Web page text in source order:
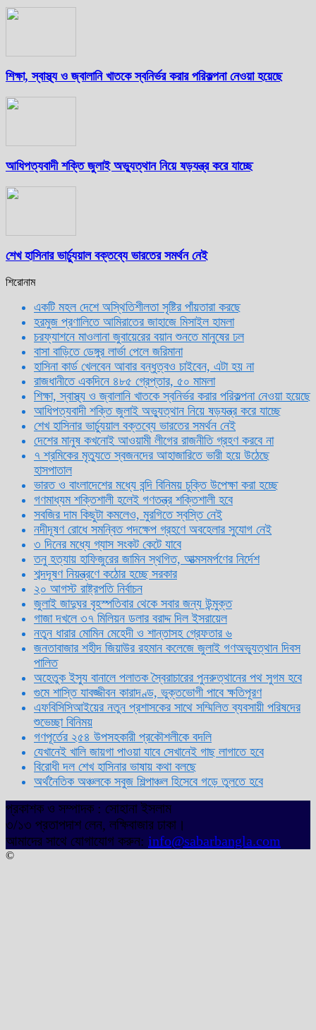
শিক্ষা, স্বাস্থ্য ও জ্বালানি খাতকে স্বনির্ভর করার পরিকল্পনা নেওয়া হয়েছে
আধিপত্যবাদী শক্তি জুলাই অভ্যুত্থান নিয়ে ষড়যন্ত্র করে যাচ্ছে
শেখ হাসিনার ভার্চ্যুয়াল বক্তব্যে ভারতের সমর্থন নেই
শিরোনাম
একটি মহল দেশে অস্থিতিশীলতা সৃষ্টির পাঁয়তারা করছে
হরমুজ প্রণালিতে আমিরাতের জাহাজে মিসাইল হামলা
চরফ্যাশনে মাওলানা জুবায়েরের বয়ান শুনতে মানুষের ঢল
বাসা বাড়িতে ডেঙ্গুর লার্ভা পেলে জরিমানা
হাসিনা কার্ড খেলবেন আবার বন্ধুত্বও চাইবেন, এটা হয় না
রাজধানীতে একদিনে ৪৮৫ গ্রেপ্তার, ৫০ মামলা
শিক্ষা, স্বাস্থ্য ও জ্বালানি খাতকে স্বনির্ভর করার পরিকল্পনা নেওয়া হয়েছে
আধিপত্যবাদী শক্তি জুলাই অভ্যুত্থান নিয়ে ষড়যন্ত্র করে যাচ্ছে
শেখ হাসিনার ভার্চ্যুয়াল বক্তব্যে ভারতের সমর্থন নেই
দেশের মানুষ কখনোই আওয়ামী লীগের রাজনীতি গ্রহণ করবে না
৭ শ্রমিকের মৃত্যুতে স্বজনদের আহাজারিতে ভারী হয়ে উঠেছে
হাসপাতাল
ভারত ও বাংলাদেশের মধ্যে বন্দি বিনিময় চুক্তি উপেক্ষা করা হচ্ছে
গণমাধ্যম শক্তিশালী হলেই গণতন্ত্র শক্তিশালী হবে
সবজির দাম কিছুটা কমলেও, মুরগিতে স্বস্তি নেই
নদীদূষণ রোধে সমন্বিত পদক্ষেপ গ্রহণে অবহেলার সুযোগ নেই
৩ দিনের মধ্যে গ্যাস সংকট কেটে যাবে
তনু হত্যায় হাফিজুরের জামিন স্থগিত, আত্মসমর্পণের নির্দেশ
শব্দদূষণ নিয়ন্ত্রণে কঠোর হচ্ছে সরকার
২০ আগস্ট রাষ্ট্রপতি নির্বাচন
জুলাই জাদুঘর বৃহস্পতিবার থেকে সবার জন্য উন্মুক্ত
গাজা দখলে ৩৭ মিলিয়ন ডলার বরাদ্দ দিল ইসরায়েল
নতুন ধারার মোমিন মেহেদী ও শান্তাসহ গ্রেফতার ৬
জনতাবাজার শহীদ জিয়াউর রহমান কলেজে জুলাই গণঅভ্যুত্থান দিবস
পালিত
অহেতুক ইস্যু বানালে পলাতক স্বৈরাচারের পুনরুত্থানের পথ সুগম হবে
গুমে শাস্তি যাবজ্জীবন কারাদণ্ড, ভুক্তভোগী পাবে ক্ষতিপূরণ
এফবিসিসিআইয়ের নতুন প্রশাসকের সাথে সম্মিলিত ব্যবসায়ী পরিষদের
শুভেচ্ছা বিনিময়
গণপূর্তের ২৫৪ উপসহকারী প্রকৌশলীকে বদলি
যেখানেই খালি জায়গা পাওয়া যাবে সেখানেই গাছ লাগাতে হবে
বিরোধী দল শেখ হাসিনার ভাষায় কথা বলছে
অর্থনৈতিক অঞ্চলকে সবুজ শিল্পাঞ্চল হিসেবে গড়ে তুলতে হবে
প্রকাশক ও সম্পাদক : সোহানা ইসলাম
৩/১৩ প্রতাপদাশ লেন, লক্ষিবাজার ঢাকা।
আমাদের সাথে যোগাযোগ করুন: info@sabarbangla.com
©